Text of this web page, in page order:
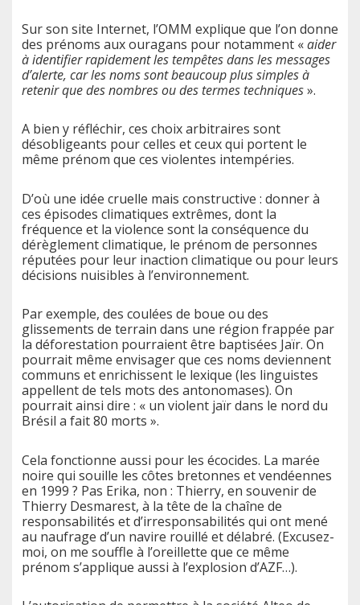
Sur son site Internet, l’OMM explique que l’on donne
des prénoms aux ouragans pour notamment «aider
à identifier rapidement les tempêtes dans les messages
d’alerte, car les noms sont beaucoup plus simples à
retenir que des nombres ou des termes techniques».
A bien y réfléchir, ces choix arbitraires sont
désobligeants pour celles et ceux qui portent le
même prénom que ces violentes intempéries.
D’où une idée cruelle mais constructive : donner à
ces épisodes climatiques extrêmes, dont la
fréquence et la violence sont la conséquence du
dérèglement climatique, le prénom de personnes
réputées pour leur inaction climatique ou pour leurs
décisions nuisibles à l’environnement.
Par exemple, des coulées de boue ou des
glissements de terrain dans une région frappée par
la déforestation pourraient être baptisées Jaïr. On
pourrait même envisager que ces noms deviennent
communs et enrichissent le lexique (les linguistes
appellent de tels mots des antonomases). On
pourrait ainsi dire : « un violent jaïr dans le nord du
Brésil a fait 80 morts ».
Cela fonctionne aussi pour les écocides. La marée
noire qui souille les côtes bretonnes et vendéennes
en 1999 ? Pas Erika, non : Thierry, en souvenir de
Thierry Desmarest, à la tête de la chaîne de
responsabilités et d’irresponsabilités qui ont mené
au naufrage d’un navire rouillé et délabré. (Excusez-
moi, on me souffle à l’oreillette que ce même
prénom s’applique aussi à l’explosion d’AZF…).